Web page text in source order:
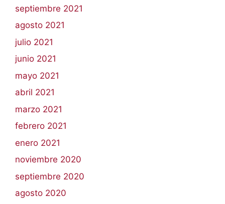
septiembre 2021
agosto 2021
julio 2021
junio 2021
mayo 2021
abril 2021
marzo 2021
febrero 2021
enero 2021
noviembre 2020
septiembre 2020
agosto 2020